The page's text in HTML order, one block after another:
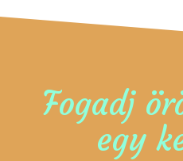
Fogadj
egy